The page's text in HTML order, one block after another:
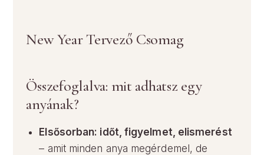
New Year Tervező Csomag
Összefoglalva: mit adhatsz egy
anyának?
Elsősorban: időt, figyelmet, elismerést
– amit minden anya megérdemel, de